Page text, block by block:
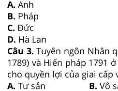
A. Anh
B. Pháp
C. Đức
D. Hà Lan
Câu 3.Tuyên ngôn Nhân
1789) và Hiến pháp 1791
cho quyền lợi của giai cấp
A. Tư sản B. Vô